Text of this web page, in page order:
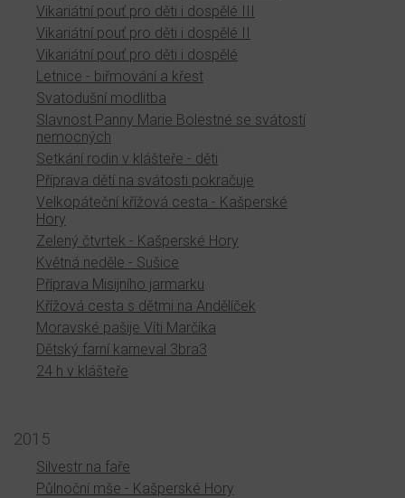
Vikariátní pouť pro děti i dospělé III
Vikariátní pouť pro děti i dospělé II
Vikariátní pouť pro děti i dospělé
Letnice - biřmování a křest
Svatodušní modlitba
Slavnost Panny Marie Bolestné se svátostí
nemocných
Setkání rodin v klášteře - děti
Příprava dětí na svátosti pokračuje
Velkopáteční křížová cesta - Kašperské
Hory
Zelený čtvrtek - Kašperské Hory
Květná neděle - Sušice
Příprava Misijního jarmarku
Křížová cesta s dětmi na Andělíček
Moravské pašije Víti Marčíka
Dětský farní karneval 3bra3
24 h v klášteře
2015
Silvestr na faře
Půlnoční mše - Kašperské Hory